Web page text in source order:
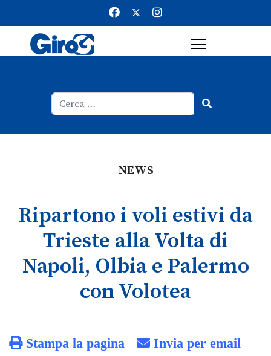
NEWS
Ripartono i voli estivi da
Trieste alla Volta di
Napoli, Olbia e Palermo
con Volotea
Stampa la pagina Invia per email